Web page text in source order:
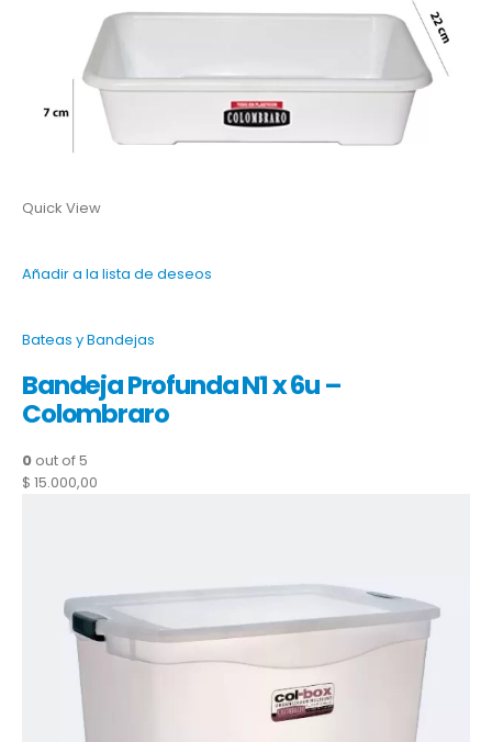
Quick View
Añadir a la lista de deseos
Bateas y Bandejas
Bandeja Profunda N1 x 6u –
Colombraro
0 out of 5
$ 15.000,00